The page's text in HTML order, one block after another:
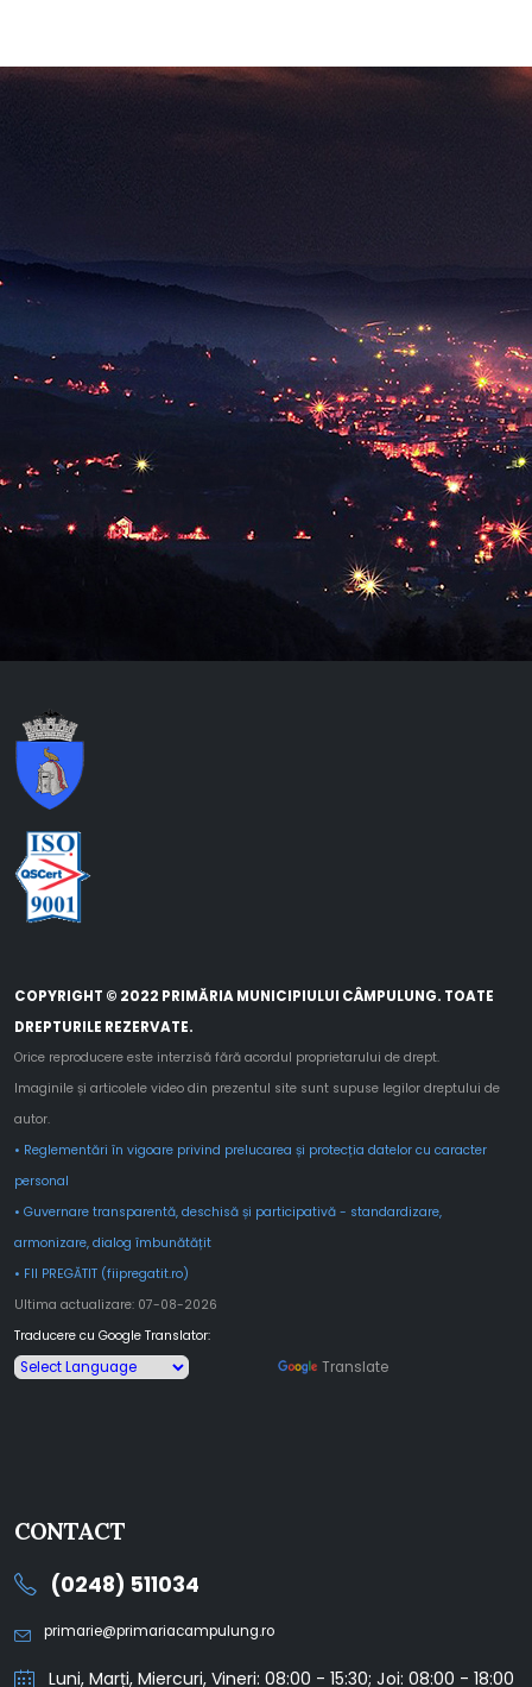
COPYRIGHT © 2022 PRIMĂRIA MUNICIPIULUI CÂMPULUNG. TOATE
DREPTURILE REZERVATE.
Orice reproducere este interzisă fără acordul proprietarului de drept.
Imaginile și articolele video din prezentul site sunt supuse legilor dreptului de
autor.
• Reglementări în vigoare privind prelucarea și protecția datelor cu caracter
personal
• Guvernare transparentă, deschisă și participativă - standardizare,
armonizare, dialog îmbunătățit
• FII PREGĂTIT (fiipregatit.ro)
Ultima actualizare: 07-08-2026
Traducere cu Google Translator:
Translate
CONTACT
(0248) 511034
primarie@primariacampulung.ro
Luni, Marți, Miercuri, Vineri: 08:00 - 15:30; Joi: 08:00 - 18:00